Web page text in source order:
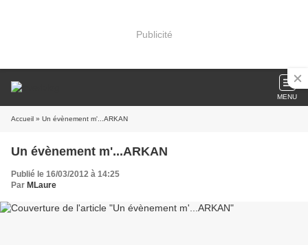
Publicité
MENU
Accueil » Un évènement m'...ARKAN
Un évènement m'...ARKAN
Publié le 16/03/2012 à 14:25
Par MLaure